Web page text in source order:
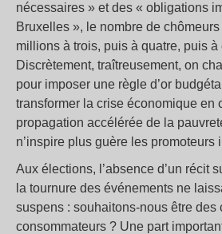
nécessaires » et des « obligations
Bruxelles », le nombre de
millions à trois, puis à quatre, puis à
Discrètement, traîtreusement, on
pour imposer une règle d’or
transformer la crise économique en
propagation accélérée de la
n’inspire plus guère les promoteurs
Aux élections, l’absence d’un récit
la tournure des événements ne
suspens : souhaitons-nous être des
consommateurs ? Une part